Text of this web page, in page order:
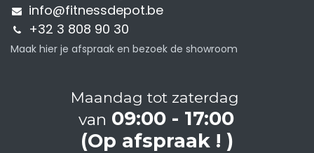
info@fitnessdepot.be
+32 3 808 90 30
Maak hier je afspraak en bezoek de showroom
Maandag tot zaterdag
van 09:00 - 17:00
(Op afspraak ! )